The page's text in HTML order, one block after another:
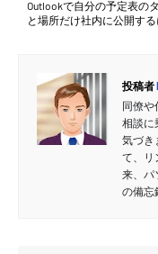
Outlookで自分の予定表の
と場所だけ社内に公開する
投稿者
同僚や
相談に
気づき
て、リ
来、パ
の備忘